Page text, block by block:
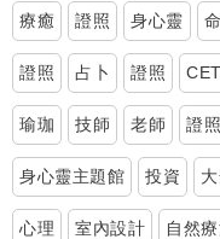
療癒 證照 身心靈
證照 占卜 證照
瑜珈 技師 老師 證照
身心靈主題館 投資
心理 室內設計 自然